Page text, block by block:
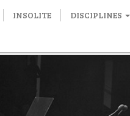
INSOLITE DISCIPLINES